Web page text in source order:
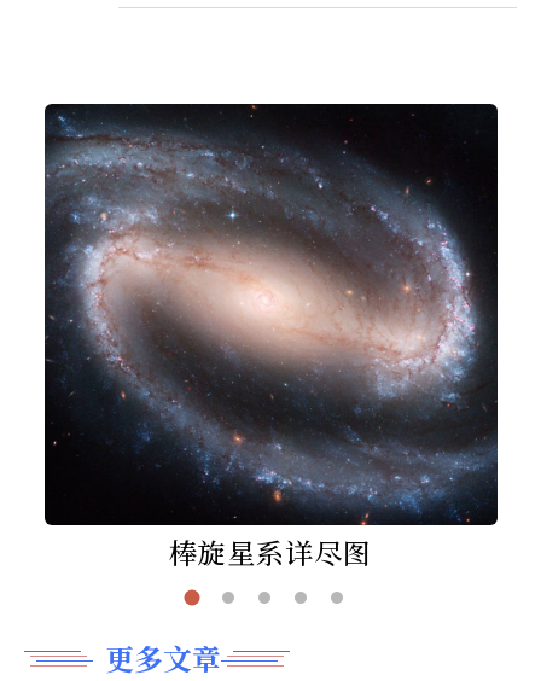
棒旋星系详尽图
更多文章